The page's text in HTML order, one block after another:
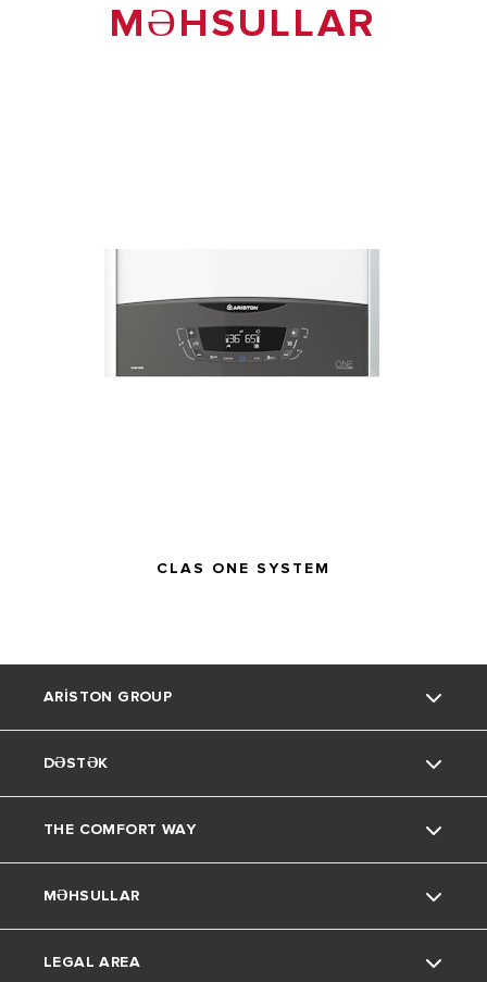
MƏHSULLAR
CLAS ONE SYSTEM
ARISTON GROUP
Bizim haqqımızda
Bizim Qrup
Karyera
DƏSTƏK
Əlaqə
FAQs
THE COMFORT WAY
Fəndlər və tövsiyələr
MƏHSULLAR
Su qizdiricilari
LEGAL AREA